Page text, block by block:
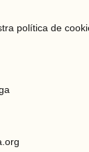
política de